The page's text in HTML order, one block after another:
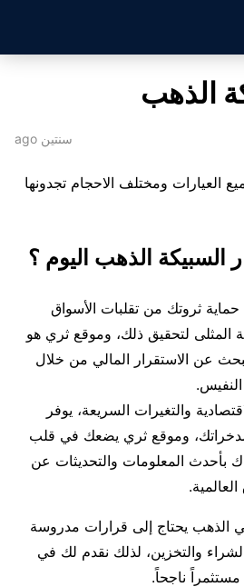
الذهب
سنتين ago
العيارات ومختلف الاحجام تجدونها
السبيكة الذهب اليوم ؟
ثروتك من تقلبات الأسواق
المثلى لتحقيق ذلك، وموقع ثري هو
عن الاستقرار المالي من خلال
والتغيرات السريعة، يوفر
مدخراتك، وموقع ثري يضعك في قلب
بأحدث المعلومات والتحديثات عن
الذهب يحتاج إلى قرارات مدروسة
والتخزين، لذلك نقدم لك في
ناجحاً.